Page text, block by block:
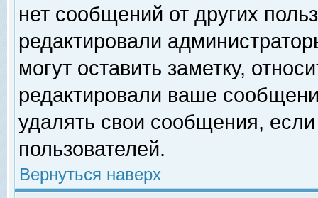
нет сообщений от других
редактировали
могут оставить заметку,
редактировали ваше
удалять свои сообщения,
пользователей.
Вернуться наверх